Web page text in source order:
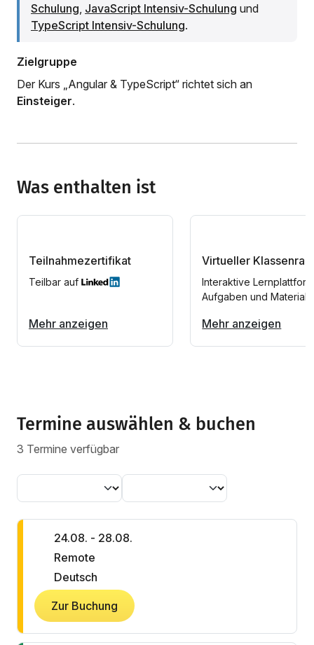
Schulung JavaScript Intensiv-Schulung und
TypeScript Intensiv-Schulung.
Zielgruppe
Der Kurs „Angular & TypeScript“ richtet sich an
Einsteiger.
Was enthalten ist
Teilnahmezertifikat
Teilbar auf
Mehr anzeigen
Virtueller
Interaktive
Aufgaben und
Mehr anzeigen
Termine auswählen & buchen
3 Termine verfügbar
24.08. - 28.08.
Remote
Deutsch
Zur Buchung